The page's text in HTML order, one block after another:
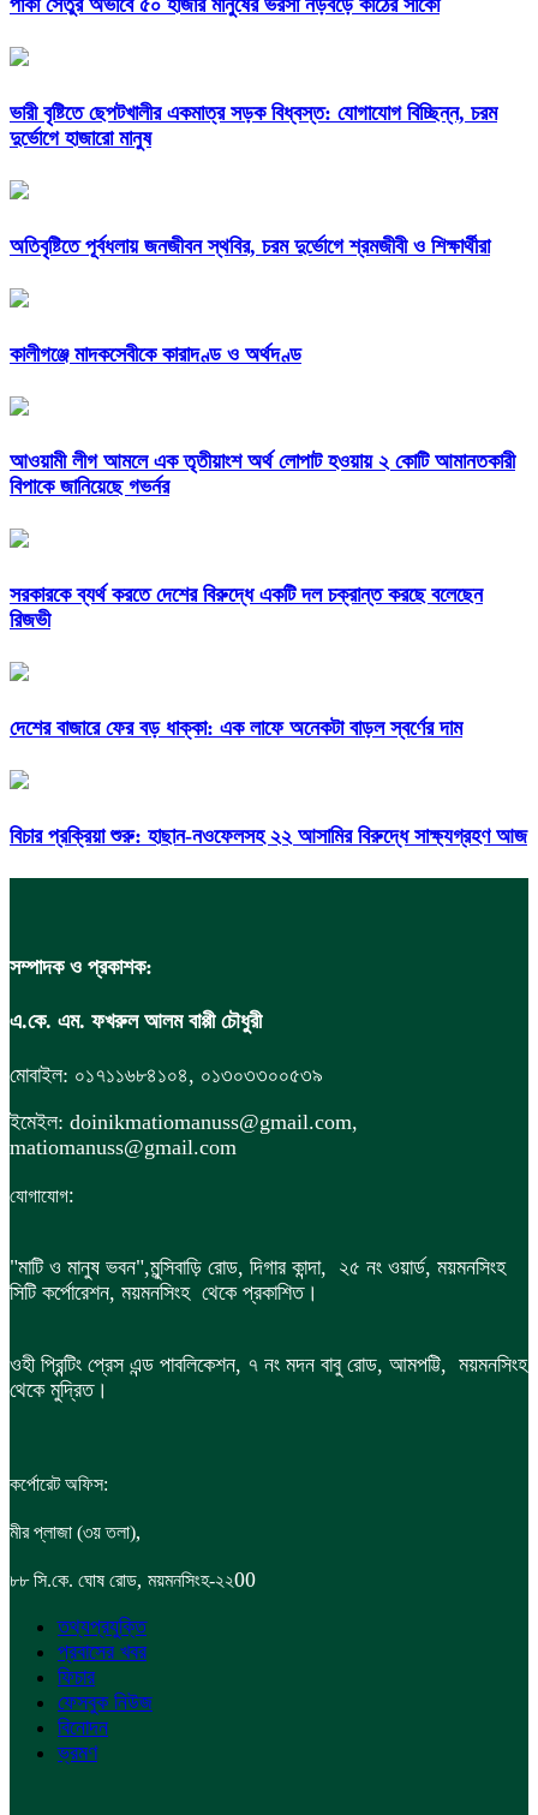
ভারী বৃষ্টিতে ছেপটখালীর একমাত্র সড়ক বিধ্বস্ত: যোগাযোগ বিচ্ছিন্ন, চরম
দুর্ভোগে হাজারো মানুষ
অতিবৃষ্টিতে পূর্বধলায় জনজীবন স্থবির, চরম দুর্ভোগে শ্রমজীবী ও শিক্ষার্থীরা
কালীগঞ্জে মাদকসেবীকে কারাদণ্ড ও অর্থদণ্ড
আওয়ামী লীগ আমলে এক তৃতীয়াংশ অর্থ লোপাট হওয়ায় ২ কোটি আমানতকারী
বিপাকে জানিয়েছে গভর্নর
সরকারকে ব্যর্থ করতে দেশের বিরুদ্ধে একটি দল চক্রান্ত করছে বলেছেন
রিজভী
দেশের বাজারে ফের বড় ধাক্কা: এক লাফে অনেকটা বাড়ল স্বর্ণের দাম
বিচার প্রক্রিয়া শুরু: হাছান-নওফেলসহ ২২ আসামির বিরুদ্ধে সাক্ষ্যগ্রহণ আজ
সম্পাদক ও প্রকাশক:
এ.কে. এম. ফখরুল আলম বাপ্পী চৌধুরী
মোবাইল: ০১৭১১৬৮৪১০৪, ০১৩০৩৩০০৫৩৯
ইমেইল: doinikmatiomanuss@gmail.com,
matiomanuss@gmail.com
যোগাযোগ:
"মাটি ও মানুষ ভবন",মুন্সিবাড়ি রোড, দিগার কান্দা, ২৫ নং ওয়ার্ড, ময়মনসিংহ
সিটি কর্পোরেশন, ময়মনসিংহ থেকে প্রকাশিত।
ওহী প্রিন্টিং প্রেস এন্ড পাবলিকেশন, ৭ নং মদন বাবু রোড, আমপট্টি, ময়মনসিংহ
থেকে মুদ্রিত।
কর্পোরেট অফিস:
মীর প্লাজা (৩য় তলা),
৮৮ সি.কে. ঘোষ রোড, ময়মনসিংহ-২২00
তথ্যপ্রযুক্তি
প্রবাসের খবর
ফিচার
ফেসবুক নিউজ
বিনোদন
ভ্রমণ